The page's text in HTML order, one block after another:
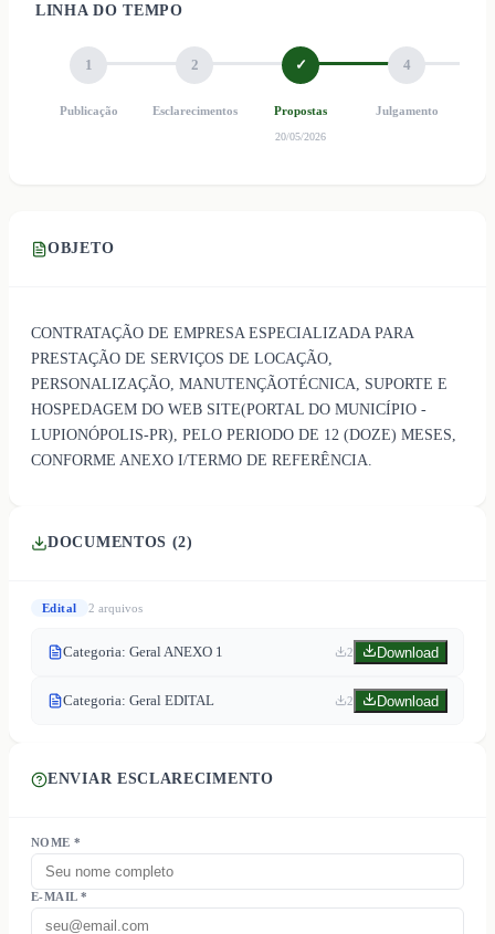
LINHA DO TEMPO
1
Publicação
2
Esclarecimentos
✓
Propostas
20/05/2026
4
Julgamento
OBJETO
CONTRATAÇÃO DE EMPRESA ESPECIALIZADA PARA
PRESTAÇÃO DE SERVIÇOS DE LOCAÇÃO,
PERSONALIZAÇÃO, MANUTENÇÃOTÉCNICA, SUPORTE E
HOSPEDAGEM DO WEB SITE(PORTAL DO MUNICÍPIO -
LUPIONÓPOLIS-PR), PELO PERIODO DE 12 (DOZE) MESES,
CONFORME ANEXO I/TERMO DE REFERÊNCIA.
DOCUMENTOS (2)
Edital 2 arquivos
Categoria: Geral ANEXO 1 2 Download
Categoria: Geral EDITAL 2 Download
ENVIAR ESCLARECIMENTO
NOME *
E-MAIL *